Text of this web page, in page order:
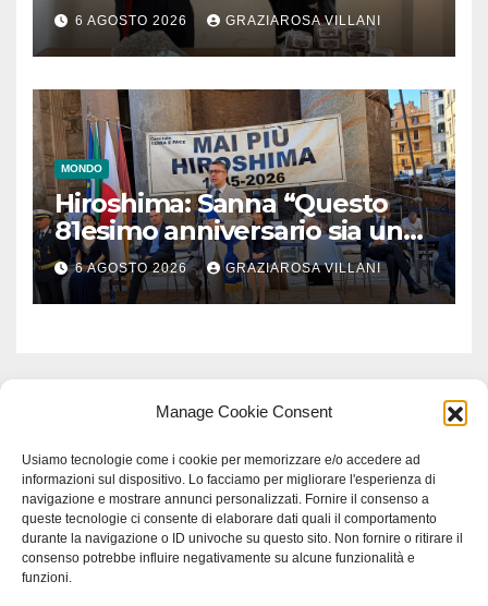
Manage Cookie Consent
Usiamo tecnologie come i cookie per memorizzare e/o accedere ad
informazioni sul dispositivo. Lo facciamo per migliorare l'esperienza di
navigazione e mostrare annunci personalizzati. Fornire il consenso a
queste tecnologie ci consente di elaborare dati quali il comportamento
durante la navigazione o ID univoche su questo sito. Non fornire o ritirare il
consenso potrebbe influire negativamente su alcune funzionalità e
funzioni.
6 AGOSTO 2026 GRAZIAROSA VILLANI
MONDO
Hiroshima: Sanna “Questo
81esimo anniversario sia un
monito per tutti”
6 AGOSTO 2026 GRAZIAROSA VILLANI